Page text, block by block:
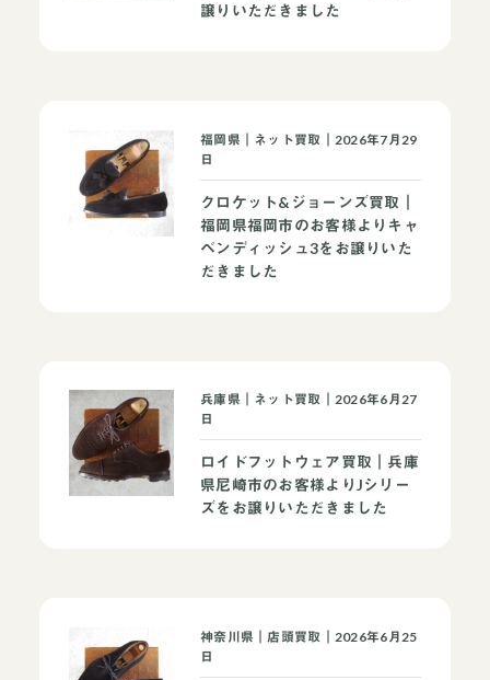
譲りいただきました
福岡県｜ネット買取｜2026年7月29
日
クロケット&ジョーンズ買取｜
福岡県福岡市のお客様よりキャ
ベンディッシュ3をお譲りいた
だきました
兵庫県｜ネット買取｜2026年6月27
日
ロイドフットウェア買取｜兵庫
県尼崎市のお客様よりJシリー
ズをお譲りいただきました
神奈川県｜店頭買取｜2026年6月25
日